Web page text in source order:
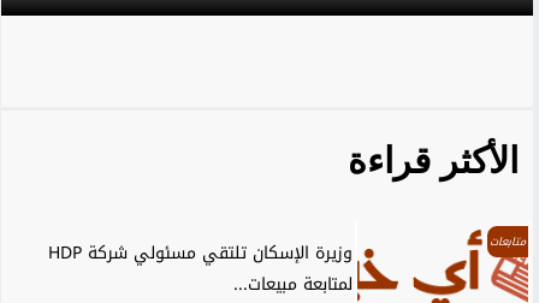
الأكثر قراءة
متابعات
وزيرة الإسكان تلتقي مسئولي شركة HDP
لمتابعة مبيعات...